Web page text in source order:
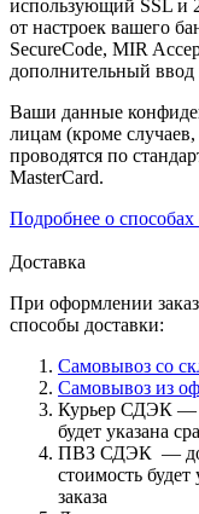
использующий SSL и
от настроек вашего
SecureCode, MIR
дополнительный ввод
Ваши данные
лицам (кроме
проводятся по
MasterCard.
Подробнее о
Доставка
При оформлении
способы доставки:
Самовывоз со
Самовывоз из
Курьер СДЭК —
будет указана
ПВЗ СДЭК —
стоимость
заказа